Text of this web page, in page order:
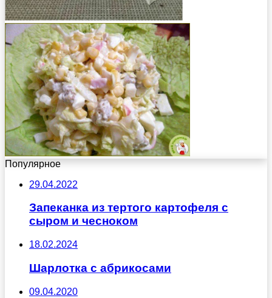
Популярное
29.04.2022
Запеканка из тертого картофеля с
сыром и чесноком
18.02.2024
Шарлотка с абрикосами
09.04.2020